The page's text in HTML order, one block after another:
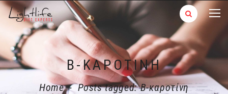
Β-ΚΑΡΟΤΊΝΗ
Home - Posts tagged: Β-καροτίνη